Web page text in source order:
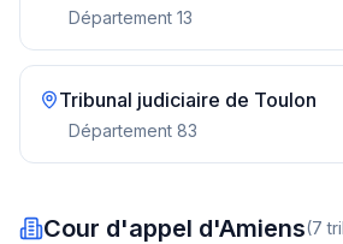
Département 13
Tribunal judiciaire de Toulon
Département 83
Cour d'appel d'Amiens(7